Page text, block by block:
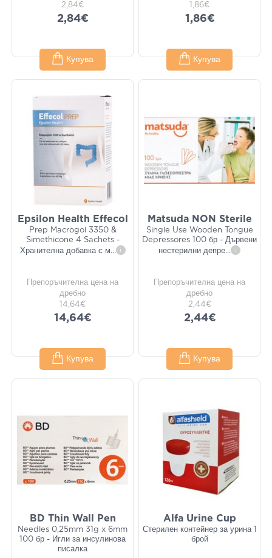
2,84€
2,84€
Купува
1,86€
1,86€
Купува
Epsilon Health Effecol
Prep Macrogol 3350 &
Simethicone 4 Sachets -
Хранителна добавка с м... i
Препоръчителна цена на
дребно
14,64€
14,64€
Купува
Matsuda NON Sterile
Single Use Wooden Tongue
Depressores 100 бр - Дървени
нестерилни депре... i
Препоръчителна цена на
дребно
2,44€
2,44€
Купува
BD Thin Wall Pen
Needles 0,25mm 31g x 6mm
100 бр - Игли за инсулинова
писалка
Alfa Urine Cup
Стерилен контейнер за урина 1
брой